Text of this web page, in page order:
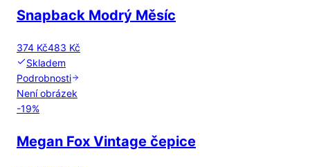
Snapback Modrý Měsíc
374 Kč483 Kč
Skladem
Podrobnosti
Není obrázek
-19%
Megan Fox Vintage čepice